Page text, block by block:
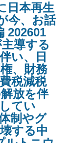
日本再生
今、お話
202601
導する
い、日
、財務
税減税
放を伴
てい
制やグ
する中